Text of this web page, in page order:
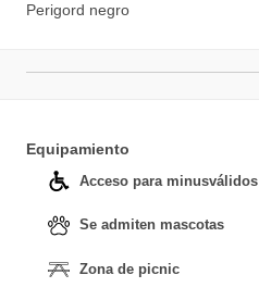
Perigord negro
Equipamiento
Acceso para minusválidos
Se admiten mascotas
Zona de picnic